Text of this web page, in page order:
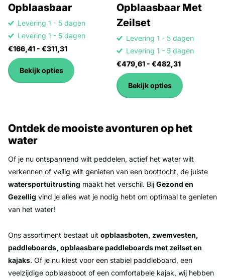
Opblaasbaar
Levering 1 - 5 dagen
Levering 1 - 5 dagen
€166,41 - €311,31
Bekijk opties
Opblaasbaar Met
Zeilset
Levering 1 - 5 dagen
Levering 1 - 5 dagen
€479,61 - €482,31
Bekijk opties
Ontdek de mooiste avonturen op het
water
Of je nu ontspannend wilt peddelen, actief het water wilt
verkennen of veilig wilt genieten van een boottocht, de juiste
watersportuitrusting maakt het verschil. Bij Gezond en
Gezellig vind je alles wat je nodig hebt om optimaal te genieten
van het water!
Ons assortiment bestaat uit opblaasboten, zwemvesten,
paddleboards, opblaasbare paddleboards met zeilset en
kajaks. Of je nu kiest voor een stabiel paddleboard, een
veelzijdige opblaasboot of een comfortabele kajak, wij hebben